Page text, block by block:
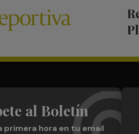
al Boletín
primera hora en tu email